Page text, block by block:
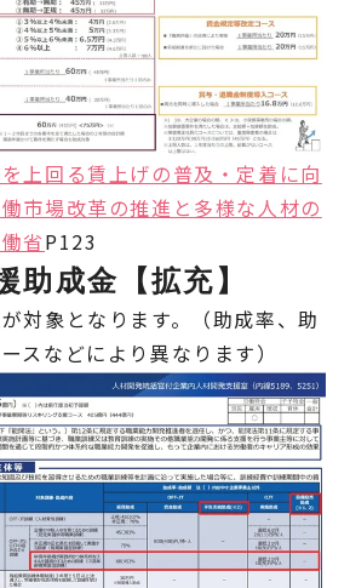
上回る賃上げの普及・定着に向
市場改革の推進と多様な人材の
省P123
助成金【拡充】
対象となります。（助成率、助
スなどにより異なります）